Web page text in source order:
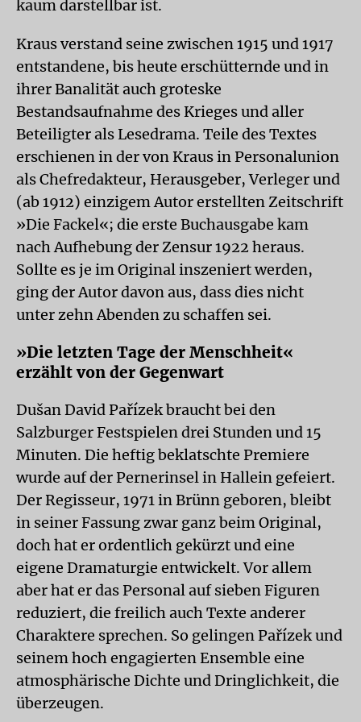
kaum darstellbar ist.
Kraus verstand seine zwischen 1915 und 1917
entstandene, bis heute erschütternde und in
ihrer Banalität auch groteske
Bestandsaufnahme des Krieges und aller
Beteiligter als Lesedrama. Teile des Textes
erschienen in der von Kraus in Personalunion
als Chefredakteur, Herausgeber, Verleger und
(ab 1912) einzigem Autor erstellten Zeitschrift
»Die Fackel«; die erste Buchausgabe kam
nach Aufhebung der Zensur 1922 heraus.
Sollte es je im Original inszeniert werden,
ging der Autor davon aus, dass dies nicht
unter zehn Abenden zu schaffen sei.
»Die letzten Tage der Menschheit«
erzählt von der Gegenwart
Dušan David Pařízek braucht bei den
Salzburger Festspielen drei Stunden und 15
Minuten. Die heftig beklatschte Premie­re
wurde auf der Pernerinsel in Hallein gefeiert.
Der Regisseur, 1971 in Brünn geboren, bleibt
in seiner Fassung zwar ganz beim Original,
doch hat er ordentlich gekürzt und eine
eigene Dramaturgie entwickelt. Vor allem
aber hat er das Personal auf sieben Figuren
reduziert, die freilich auch Texte anderer
Charaktere sprechen. So gelingen Pařízek und
seinem hoch engagierten Ensemble eine
atmosphärische Dichte und Dringlichkeit, die
überzeugen.